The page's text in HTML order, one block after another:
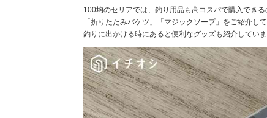
100均のセリアでは、釣り用品も高コスパで購入でき
「折りたたみバケツ」「マジックソープ」をご紹介し
釣りに出かける時にあると便利なグッズも紹介してい